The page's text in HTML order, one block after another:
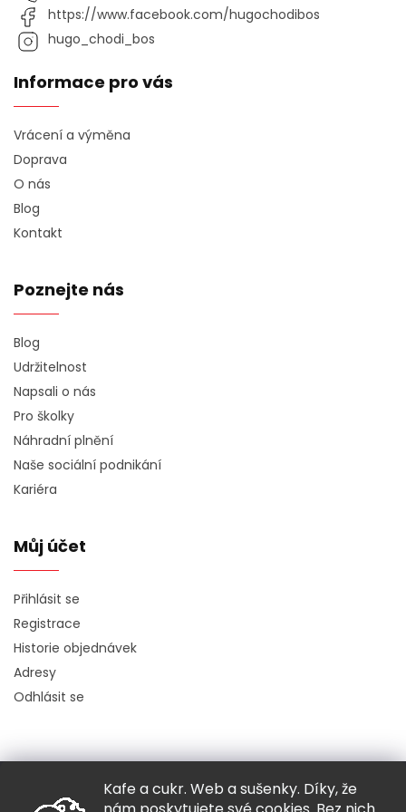
Kafe a cukr. Web a sušenky. Díky, že
https://www.facebook.com/hugochodibos
hugo_chodi_bos
Informace pro vás
Vrácení a výměna
Doprava
O nás
Blog
Kontakt
Poznejte nás
Blog
Udržitelnost
Napsali o nás
Pro školky
Náhradní plnění
Naše sociální podnikání
Kariéra
Můj účet
Přihlásit se
Registrace
Historie objednávek
Adresy
Odhlásit se
Copyright 2026Hugo chodí bos. Všechna práva vyhrazena.